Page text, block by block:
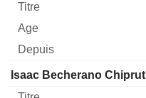
Isaac Becherano Chiprut